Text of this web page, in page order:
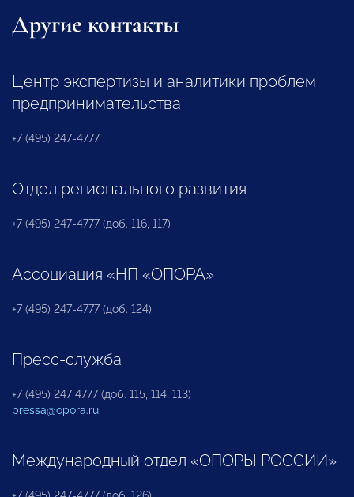
Другие контакты
Центр экспертизы и аналитики проблем
предпринимательства
+7 (495) 247-4777
Отдел регионального развития
+7 (495) 247-4777 (доб. 116, 117)
Ассоциация «НП «ОПОРА»
+7 (495) 247-4777 (доб. 124)
Пресс-служба
+7 (495) 247 4777 (доб. 115, 114, 113)
pressa@opora.ru
Международный отдел «ОПОРЫ РОССИИ»